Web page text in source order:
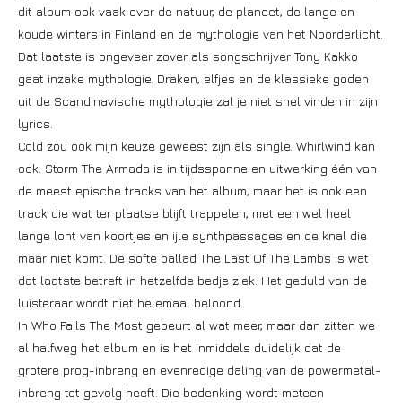
dit album ook vaak over de natuur, de planeet, de lange en
koude winters in Finland en de mythologie van het Noorderlicht.
Dat laatste is ongeveer zover als songschrijver Tony Kakko
gaat inzake mythologie. Draken, elfjes en de klassieke goden
uit de Scandinavische mythologie zal je niet snel vinden in zijn
lyrics.
Cold zou ook mijn keuze geweest zijn als single. Whirlwind kan
ook. Storm The Armada is in tijdsspanne en uitwerking één van
de meest epische tracks van het album, maar het is ook een
track die wat ter plaatse blijft trappelen, met een wel heel
lange lont van koortjes en ijle synthpassages en de knal die
maar niet komt. De softe ballad The Last Of The Lambs is wat
dat laatste betreft in hetzelfde bedje ziek. Het geduld van de
luisteraar wordt niet helemaal beloond.
In Who Fails The Most gebeurt al wat meer, maar dan zitten we
al halfweg het album en is het inmiddels duidelijk dat de
grotere prog-inbreng en evenredige daling van de powermetal-
inbreng tot gevolg heeft. Die bedenking wordt meteen